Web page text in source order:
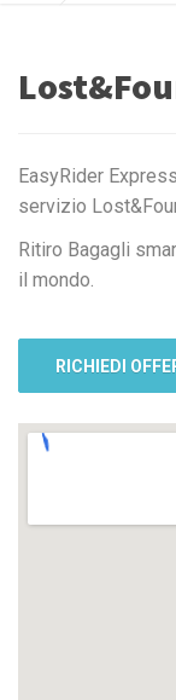
EasyRider
servizio
Ritiro Bagagli
il mondo.
RICHIEDI